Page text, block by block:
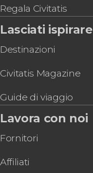
Regala Civitatis
Lasciati ispirare
Destinazioni
Civitatis Magazine
Guide di viaggio
Lavora con noi
Fornitori
Affiliati